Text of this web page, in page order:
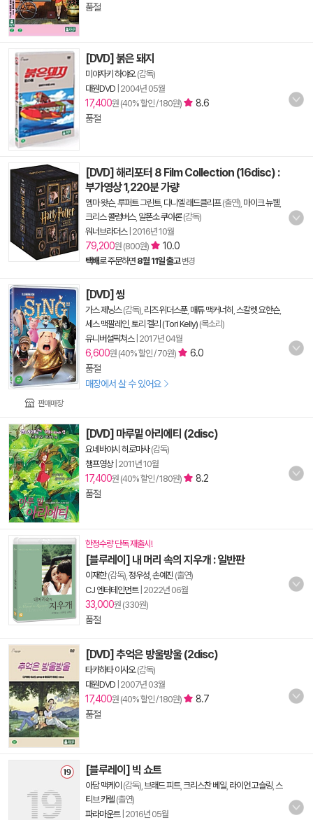
품절
[DVD] 붉은 돼지
미야자키 하야오(감독)
대원DVD 2004년 05월
17,400원 (40% 할인 / 180원)
8.6
품절
[DVD] 해리포터 8 Film Collection (16disc) :
부가영상 1,220분 가량
엠마 왓슨, 루퍼트 그린트, 다니엘 래드클리프(출연), 마이크 뉴웰
크리스 콜럼버스, 알폰소 쿠아론(감독)
워너브라더스| 2016년 10월
79,200원 (800원) 10.0
택배로 주문하면 8월 11일 출고 변경
판매매장
[DVD] 씽
가스 제닝스(감독), 리즈 위더스푼, 매튜 맥커너히 스칼렛 요한슨,
세스 맥팔레인 토리 켈리 (Tori Kelly) (목소리)
유니버설픽쳐스| 2017년 04월
6,600원 (40% 할인 / 70원)
6.0
품절
매장에서 살 수 있어요
[DVD] 마루밑 아리에티 (2disc)
요네바야시 히로마사(감독)
챔프영상| 2011년 10월
17,400원 (40% 할인 / 180원)
8.2
품절
한정수량 단독 재출시!
[블루레이] 내 머리 속의 지우개 : 일반판
이재한(감독), 정우성 손예진 (출연)
CJ 엔터테인먼트| 2022년 06월
33,000원 (330원)
품절
[DVD] 추억은 방울방울 (2disc)
타카하타 이사오(감독)
대원DVD 2007년 03월
17,400원 (40% 할인 / 180원)
8.7
품절
[블루레이] 빅 쇼트
아담 맥케이 (감독), 브래드 피트, 크리스찬 베일 라이언 고슬링 스
티브 카렐 (출연)
파라마운트| 2016년 05월